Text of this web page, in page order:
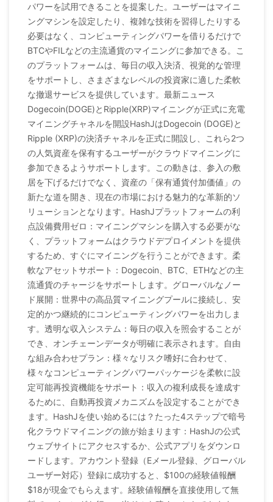
パワーを試用できることを提案した。ユーザーはマイニ
ングマシンを設定したり、複雑な技術を習得したりする
必要はなく、コンピューティングパワーを借りるだけで
BTCやFILなどの主流通貨のマイニングに参加できる。こ
のプラットフォームは、毎日の収入決済、視覚的な管理
をサポートし、さまざまなレベルの投資家に適した柔軟
な撤退サービスを提供しています。最新ニュース
Dogecoin(DOGE)とRipple(XRP)マイニングが正式に充電
マイニングチャネルを開設HashJはDogecoin (DOGE)と
Ripple (XRP)の決済チャネルを正式に開設し、これら2つ
の人気資産を保有するユーザーがクラウドマイニングに
参加できるようサポートします。この動きは、参入の敷
居を下げるだけでなく、資産の「保有通貨付加価値」の
新たな道を開き、現在の市場における魅力的な革新的ソ
リューションとなります。HashJプラットフォームの利
点設備費用ゼロ：マイニングマシンを購入する必要がな
く、プラットフォームはクラウドデプロイメントを提供
するため、すぐにマイニングを行うことができます。柔
軟なアセットサポート：Dogecoin、BTC、ETHなどの主
流通貨のチャージをサポートします。グローバルなノー
ド展開：世界中の高品質マイニングプールに接続し、安
定的かつ継続的にコンピューティングパワーを出力しま
す。透明な収入システム：毎日の収入を照会することが
でき、オンチェーンデータが明確に表示されます。自由
な組み合わせプラン：様々なリスク嗜好に合わせて、
様々なコンピューティングパワーパッケージを柔軟に設
定可能再投資機能をサポート：収入の複利成長を達成す
るために、自動再投資メカニズムを設定することができ
ます。HashJを使い始めるには？たった4ステップで暗号
化クラウドマイニングの旅が始まります：HashJの公式
ウェブサイトにアクセスするか、公式アプリをダウンロ
ードします。アカウント登録（Eメール登録、グローバル
ユーザー対応）登録に成功すると、$100の経験値報酬
$18が現金でもらえます。経験値報酬を直接使用して無